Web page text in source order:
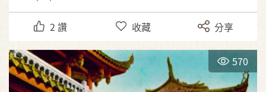
2 讚 收藏 分享
570